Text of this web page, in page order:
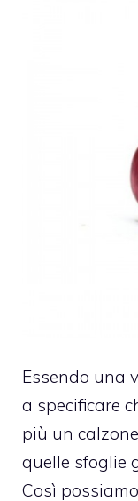
Essendo una
a specificare
più un
quelle sfoglie
Così